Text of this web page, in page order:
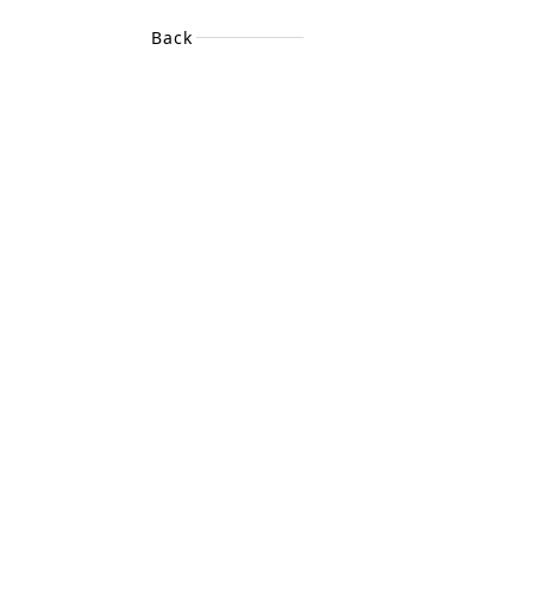
Back